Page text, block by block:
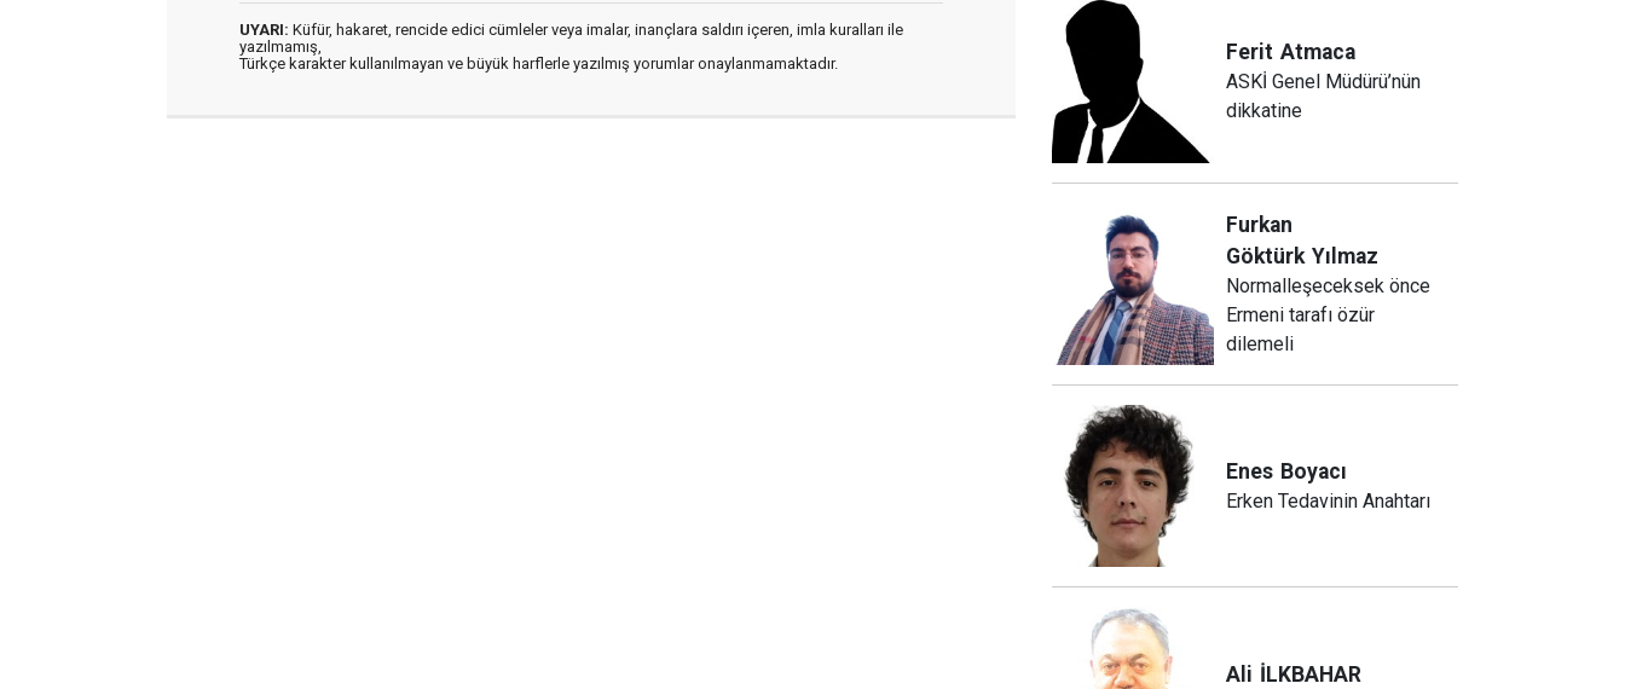
UYARI: Küfür, hakaret, rencide edici cümleler veya imalar, inançlara saldırı içeren, imla kuralları ile
yazılmamış,
Türkçe karakter kullanılmayan ve büyük harflerle yazılmış yorumlar onaylanmamaktadır.
Ferit Atmaca
ASKİ Genel Müdürü’nün
dikkatine
Furkan
Göktürk Yılmaz
Normalleşeceksek önce
Ermeni tarafı özür
dilemeli
Enes Boyacı
Erken Tedavinin Anahtarı
Ali İLKBAHAR